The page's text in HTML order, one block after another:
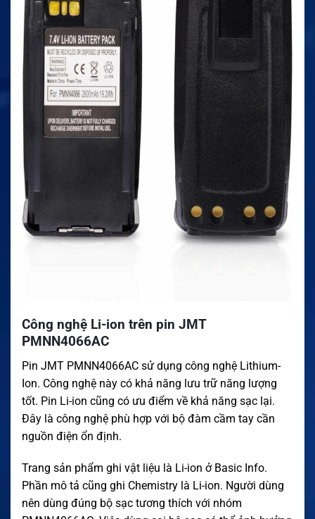
Công nghệ Li-ion trên pin JMT
PMNN4066AC
Pin JMT PMNN4066AC sử dụng công nghệ Lithium-
Ion. Công nghệ này có khả năng lưu trữ năng lượng
tốt. Pin Li-ion cũng có ưu điểm về khả năng sạc lại.
Đây là công nghệ phù hợp với bộ đàm cầm tay cần
nguồn điện ổn định.
Trang sản phẩm ghi vật liệu là Li-ion ở Basic Info.
Phần mô tả cũng ghi Chemistry là Li-ion. Người dùng
nên dùng đúng bộ sạc tương thích với nhóm